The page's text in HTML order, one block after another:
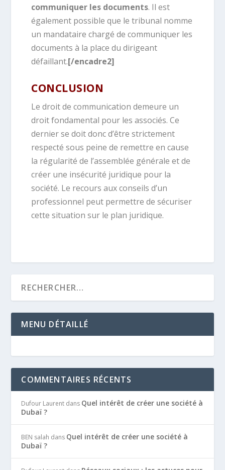
communiquer les documents. Il est
également possible que le tribunal nomme
un mandataire chargé de communiquer les
documents à la place du dirigeant
défaillant.[/encadre2]
CONCLUSION
Le droit de communication demeure un
droit fondamental pour les associés. Ce
dernier se doit donc d’être strictement
respecté sous peine de remettre en cause
la régularité de l’assemblée générale et de
créer une insécurité juridique pour la
société. Le recours aux conseils d’un
professionnel peut permettre de sécuriser
cette situation sur le plan juridique.
MENU DÉTAILLÉ
COMMENTAIRES RÉCENTS
Dufour Laurent dans Quel intérêt de créer une société à
Dubaï ?
BEN salah dans Quel intérêt de créer une société à
Dubaï ?